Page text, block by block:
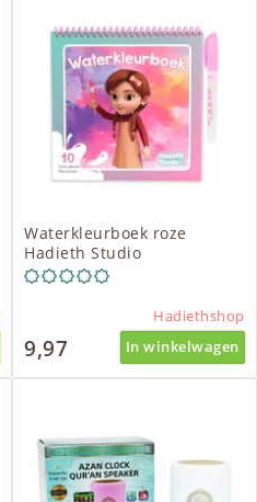
Waterkleurboek roze
Hadieth Studio
Hadiethshop
9,97 In winkelwagen